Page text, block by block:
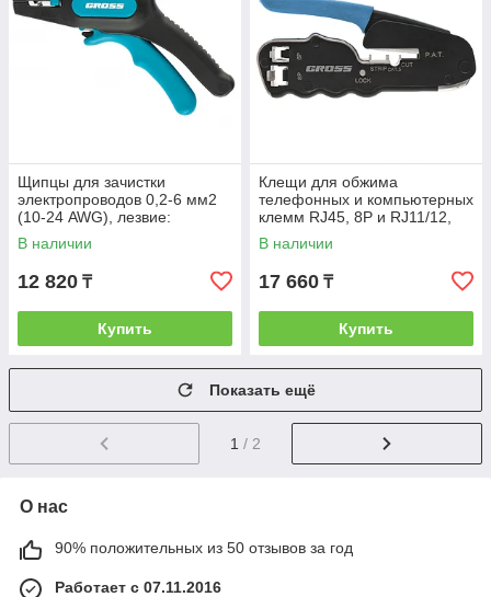
Щипцы для зачистки
электропроводов 0,2-6 мм2
(10-24 AWG), лезвие:
нержавеющая сталь// Gross
В наличии
12 820 ₸
Купить
Клещи для обжима
телефонных и компьютерных
клемм RJ45, 8P и RJ11/12,
6P, компакт., CAT5// Gross
В наличии
17 660 ₸
Купить
Показать ещё
1 / 2
О нас
90% положительных из 50 отзывов за год
Работает с 07.11.2016